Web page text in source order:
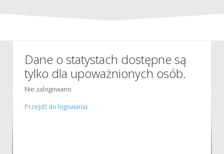
Dane o statystach dostępne są
tylko dla upoważnionych osób.
Nie zalogowano
Przejdź do logowania